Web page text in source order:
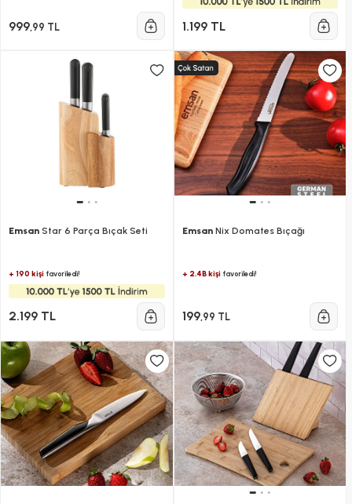
999,99 TL 1.199 TL
Emsan Star 6 Parça Bıçak Seti
+ 190 kişi favoriledi!
2.199 TL
EmsanNix Domates Bıçağı
+ 2.4B kişifavoriledi!
199,99 TL